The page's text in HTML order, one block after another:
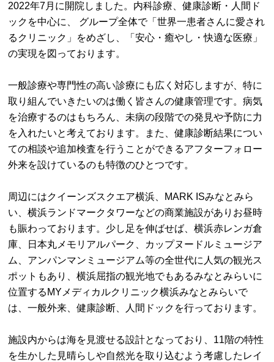
2022年7月に開院しました。内科診療、健康診断・人間ド
ックを中心に、 グループ全体で「世界一患者さんに愛され
るクリニック」をめざし、「安心・癒やし・快適な医療」
の実現を図っております。
一般診療や専門性の高い診療にも広く対応しますが、特に
取り組んでいきたいのは働く皆さんの健康管理です。病気
を治療するのはもちろん、未病の段階での発見や予防に力
を入れたいと考えております。また、健康診断結果につい
ての相談や追加検査を行うことができるアフターフォロー
外来を設けているのも特徴のひとつです。
周辺にはクイーンズスクエア横浜、MARK ISみなとみら
い、横浜ランドマークタワーなどの商業施設がありお昼時
も賑わっております。少し足を伸ばせば、横浜赤レンガ倉
庫、日本丸メモリアルパーク、カップヌードルミュージア
ム、アンパンマンミュージアム等の全世代に人気の観光ス
ポットもあり、横浜屈指の観光地でもあるみなとみらいに
位置するMYメディカルクリニック横浜みなとみらいで
は、一般外来、健康診断、人間ドックを行っております。
施設内からは海を見渡せる設計となっており、11階の特性
を生かした見晴らしや自然光を取り込むよう考慮したレイ